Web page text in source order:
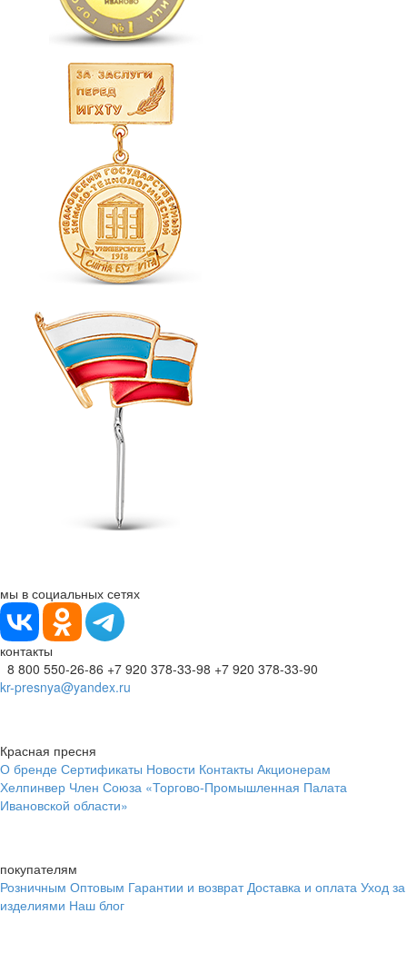
мы в социальных сетях
контакты
8 800 550-26-86 +7 920 378-33-98 +7 920 378-33-90
kr-presnya@yandex.ru
Красная пресня
О бренде Сертификаты Новости Контакты Акционерам
Хелпинвер Член Союза «Торгово-Промышленная Палата
Ивановской области»
покупателям
Розничным Оптовым Гарантии и возврат Доставка и оплата Уход за
изделиями Наш блог